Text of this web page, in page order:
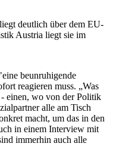
deutlich über dem EU-
Austria liegt sie im
beunruhigende
reagieren muss. „Was
einen, wo von der Politik
alle am Tisch
macht, um das in den
in einem Interview mit
immerhin auch alle